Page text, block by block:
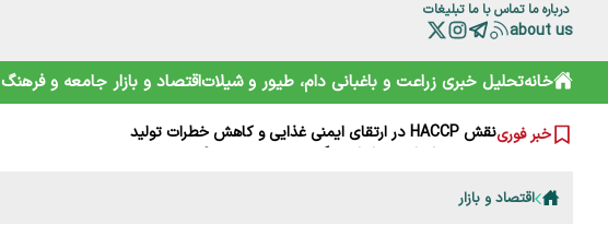
درباره ما تماس با ما تبلیغات
about us
خانهتحلیل خبری زراعت و باغبانی دام، طیور و شیلاتاقتصاد و بازار جامعه و فرهنگ
خبر فوری
گوزن زرد ایرانی؛ از شایعه ذبح تا سفر به خانه جدید
ترامپ، اسرائیلی‌ها را هم کلافه کرده است
تقویم نوغانداری در ایران چگونه تعیین می‌شود؟
کاهش ۳۰ درصدی قیمت دام زنده؛ گوشت چرا ارزان نشد؟
اقتصاد و بازار